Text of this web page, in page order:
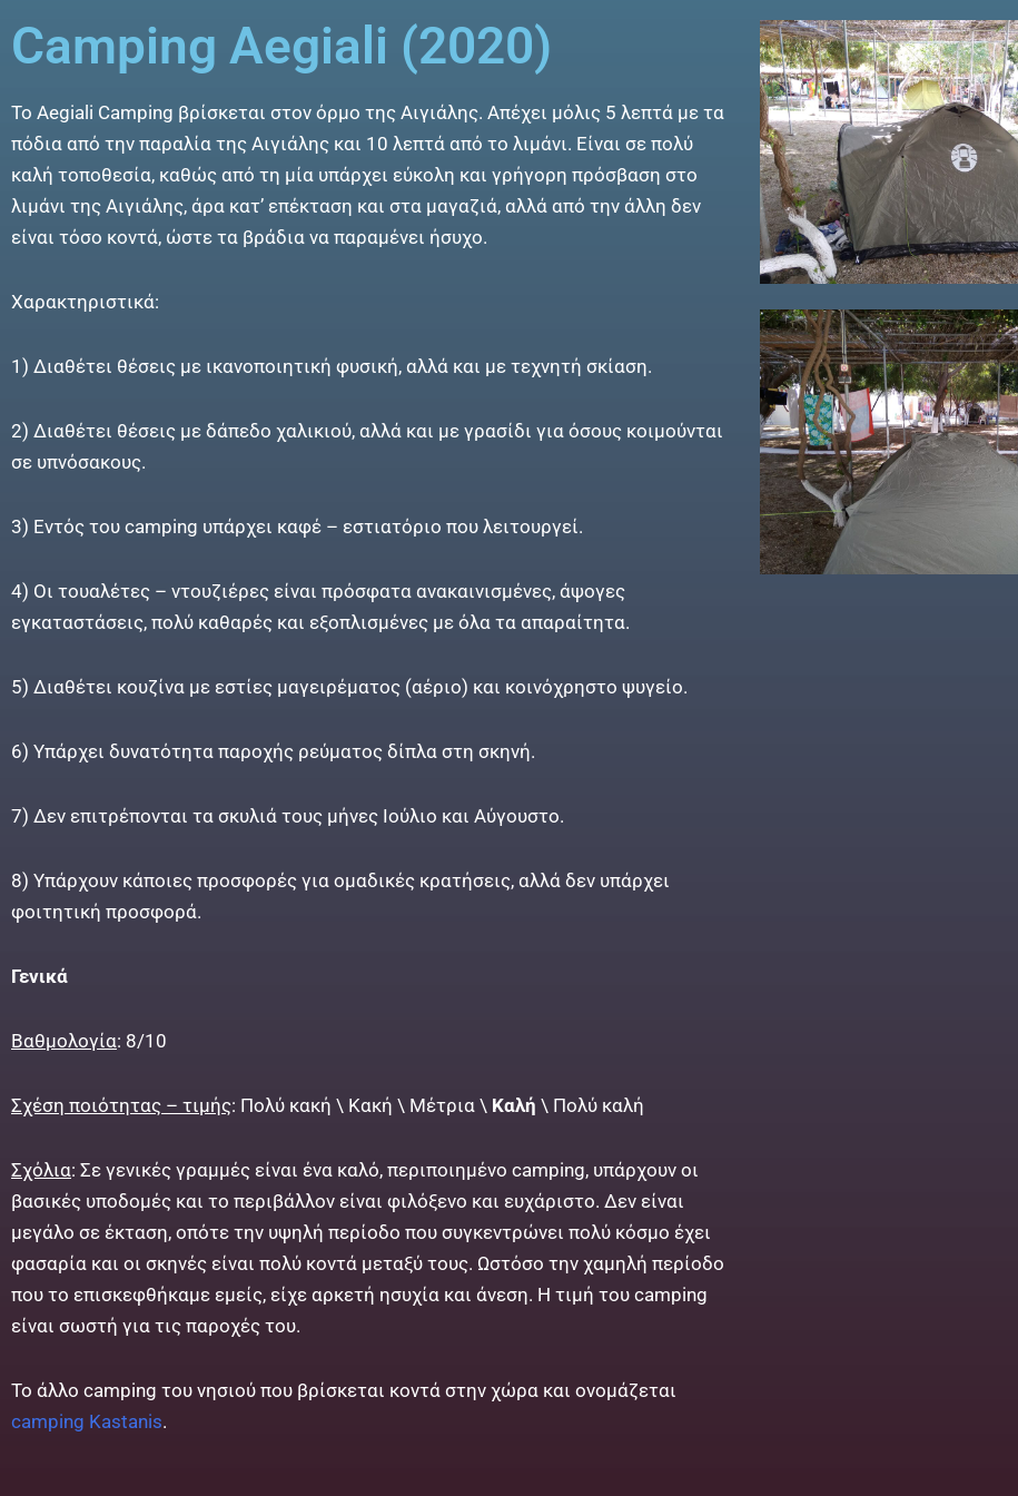
Camping Aegiali (2020)
Το Aegiali Camping βρίσκεται στον όρμο της Αιγιάλης. Απέχει μόλις 5 λεπτά με τα
πόδια από την παραλία της Αιγιάλης και 10 λεπτά από το λιμάνι. Είναι σε πολύ
καλή τοποθεσία, καθώς από τη μία υπάρχει εύκολη και γρήγορη πρόσβαση στο
λιμάνι της Αιγιάλης, άρα κατ’ επέκταση και στα μαγαζιά, αλλά από την άλλη δεν
είναι τόσο κοντά, ώστε τα βράδια να παραμένει ήσυχο.
Χαρακτηριστικά:
1) Διαθέτει θέσεις με ικανοποιητική φυσική, αλλά και με τεχνητή σκίαση.
2) Διαθέτει θέσεις με δάπεδο χαλικιού, αλλά και με γρασίδι για όσους κοιμούνται
σε υπνόσακους.
3) Εντός του camping υπάρχει καφέ – εστιατόριο που λειτουργεί.
4) Οι τουαλέτες – ντουζιέρες είναι πρόσφατα ανακαινισμένες, άψογες
εγκαταστάσεις, πολύ καθαρές και εξοπλισμένες με όλα τα απαραίτητα.
5) Διαθέτει κουζίνα με εστίες μαγειρέματος (αέριο) και κοινόχρηστο ψυγείο.
6) Υπάρχει δυνατότητα παροχής ρεύματος δίπλα στη σκηνή.
7) Δεν επιτρέπονται τα σκυλιά τους μήνες Ιούλιο και Αύγουστο.
8) Υπάρχουν κάποιες προσφορές για ομαδικές κρατήσεις, αλλά δεν υπάρχει
φοιτητική προσφορά.
Γενικά
Βαθμολογία: 8/10
Σχέση ποιότητας – τιμής: Πολύ κακή \ Κακή \ Μέτρια \ Καλή \ Πολύ καλή
Σχόλια: Σε γενικές γραμμές είναι ένα καλό, περιποιημένο camping, υπάρχουν οι
βασικές υποδομές και το περιβάλλον είναι φιλόξενο και ευχάριστο. Δεν είναι
μεγάλο σε έκταση, οπότε την υψηλή περίοδο που συγκεντρώνει πολύ κόσμο έχει
φασαρία και οι σκηνές είναι πολύ κοντά μεταξύ τους. Ωστόσο την χαμηλή περίοδο
που το επισκεφθήκαμε εμείς, είχε αρκετή ησυχία και άνεση. Η τιμή του camping
είναι σωστή για τις παροχές του.
Το άλλο camping του νησιού που βρίσκεται κοντά στην χώρα και ονομάζεται
camping Kastanis.